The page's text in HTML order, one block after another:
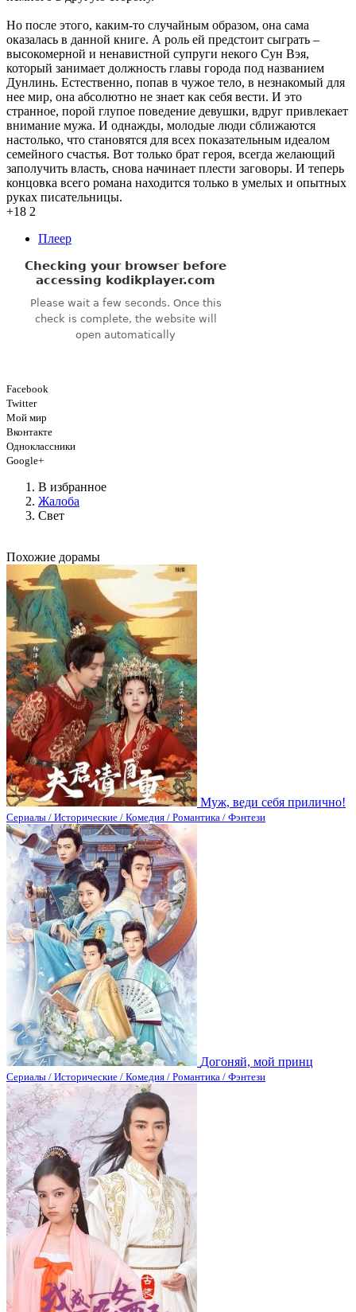
Но после этого, каким-то случайным образом, она сама
оказалась в данной книге. А роль ей предстоит сыграть –
высокомерной и ненавистной супруги некого Сун Вэя,
который занимает должность главы города под названием
Дунлинь. Естественно, попав в чужое тело, в незнакомый для
нее мир, она абсолютно не знает как себя вести. И это
странное, порой глупое поведение девушки, вдруг привлекает
внимание мужа. И однажды, молодые люди сближаются
настолько, что становятся для всех показательным идеалом
семейного счастья. Вот только брат героя, всегда желающий
заполучить власть, снова начинает плести заговоры. И теперь
концовка всего романа находится только в умелых и опытных
руках писательницы.
+18 2
Плеер
Facebook
Twitter
Мой мир
Вконтакте
Одноклассники
Google+
В избранное
Жалоба
Свет
Похожие дорамы
Муж, веди себя прилично!
Сериалы / Исторические / Комедия / Романтика / Фэнтези
Догоняй, мой принц
Сериалы / Исторические / Комедия / Романтика / Фэнтези